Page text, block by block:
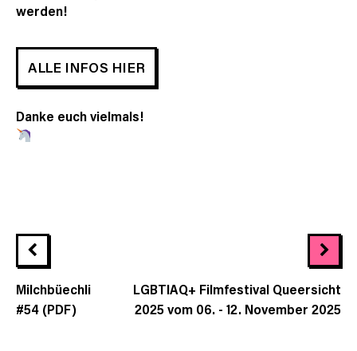
werden!
ALLE INFOS HIER
Danke euch vielmals!⁠
Milchbüechli
#54 (PDF)
LGBTIAQ+ Filmfestival Queersicht
2025 vom 06. - 12. November 2025